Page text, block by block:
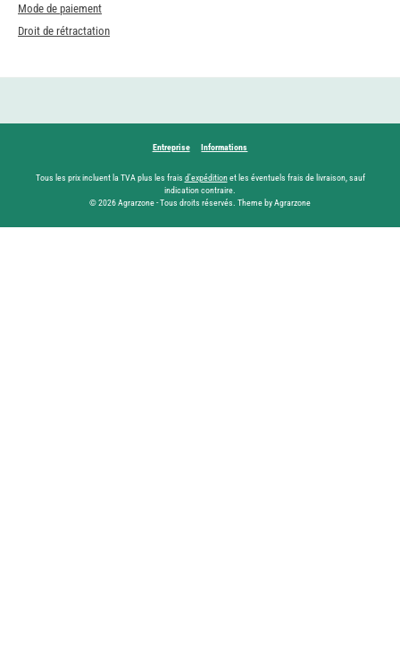
Mode de paiement
Droit de rétractation
Entreprise Informations
Tous les prix incluent la TVA plus les frais d'expéditionet les éventuels frais de livraison, sauf
indication contraire.
© 2026 Agrarzone - Tous droits réservés. Theme by Agrarzone